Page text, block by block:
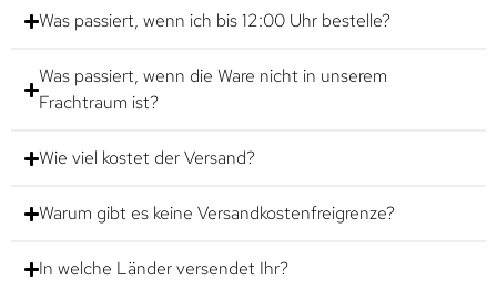
Was passiert, wenn ich bis 12:00 Uhr bestelle?
Was passiert, wenn die Ware nicht in unserem
Frachtraum ist?
Wie viel kostet der Versand?
Warum gibt es keine Versandkostenfreigrenze?
In welche Länder versendet Ihr?